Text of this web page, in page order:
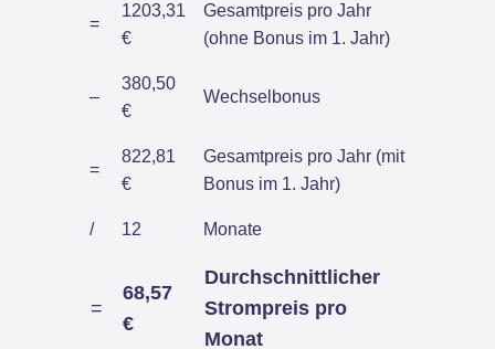
=
1203,31
€
Gesamtpreis pro Jahr
(ohne Bonus im 1. Jahr)
–
380,50
€
Wechselbonus
=
822,81
€
Gesamtpreis pro Jahr (mit
Bonus im 1. Jahr)
/ 12 Monate
=
68,57
€
Durchschnittlicher
Strompreis pro
Monat